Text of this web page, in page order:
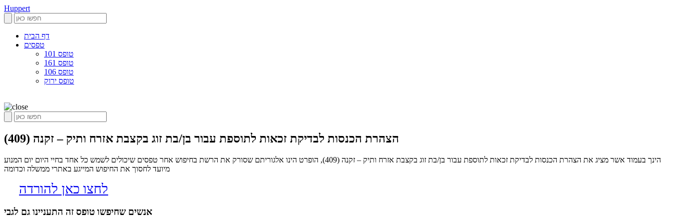
Huppert
דף הבית
טפסים
טופס 101
טופס 161
טופס 106
טופס ירוק
הצהרת הכנסות לבדיקת זכאות לתוספת עבור בן/בת זוג בקצבת אזרח ותיק – זקנה (409)
הינך בעמוד אשר מציג את הצהרת הכנסות לבדיקת זכאות לתוספת עבור בן/בת זוג בקצבת אזרח ותיק – זקנה (409), הופרט הינו אלגוריתם שסורק את הרשת בחיפוש אחר טפסים שיכולים לשמש כל אחד בחיי היום יום המנוע
מיועד לחסוך את החיפוש המייגע באתרי ממשלה וכדומה
לחצו כאן להורדה
אנשים שחיפשו טופס זה התעניינו גם לגבי